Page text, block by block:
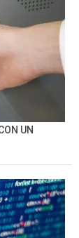
UN